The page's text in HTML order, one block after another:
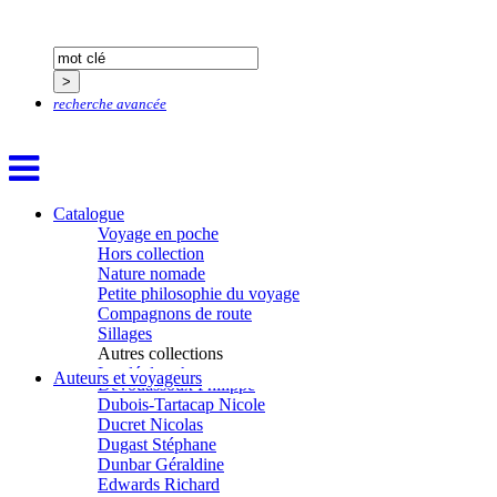
recherche avancée
Catalogue
Voyage en poche
Hors collection
Nature nomade
Petite philosophie du voyage
Compagnons de route
Sillages
Autres collections
La clé des champs
Chemins d’étoiles
Visions
Auteurs et voyageurs
Cotta Jean-Marc
Cousergue Arnaud
Crane Richard
Degoul Franck
Delaunay Matthieu
Deledicque Sébastien
Delloye Bernard
Delloye Mélanie
Descave Nicolas
Desprez Élise
Desprez Léopoldine
Devouassoux Philippe
Dubois-Tartacap Nicole
Ducret Nicolas
Dugast Stéphane
Dunbar Géraldine
Edwards Richard